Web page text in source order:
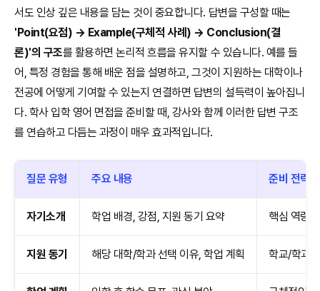
서도 인상 깊은 내용을 담는 것이 중요합니다. 답변을 구성할 때는
'Point(요점) → Example(구체적 사례) → Conclusion(결
론)'의 구조를 활용하면 논리적 흐름을 유지할 수 있습니다. 예를 들
어, 특정 경험을 통해 배운 점을 설명하고, 그것이 지원하는 대학이나
전공에 어떻게 기여할 수 있는지 연결하면 답변의 설득력이 높아집니
다. 학사 입학 영어 면접을 준비할 때, 강사와 함께 이러한 답변 구조
를 연습하고 다듬는 과정이 매우 효과적입니다.
질문 유형 주요 내용 준비 전략
자기소개 학업 배경, 강점, 지원 동기 요약 핵심 역량
지원 동기 해당 대학/학과 선택 이유, 학업 계획 학교/학과